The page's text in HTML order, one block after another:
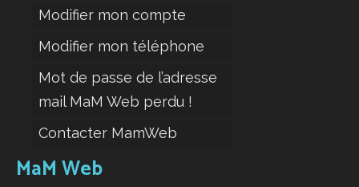
Modifier mon compte
Modifier mon téléphone
Mot de passe de l’adresse
mail MaM Web perdu !
Contacter MamWeb
MaM Web